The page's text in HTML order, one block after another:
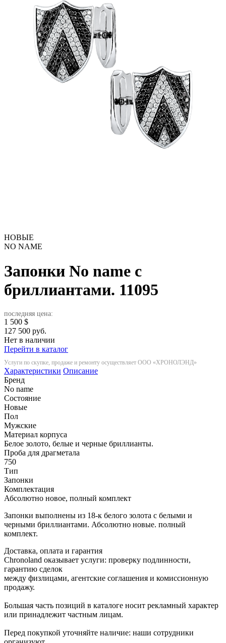
НОВЫЕ
NO NAME
Запонки No name с
бриллиантами. 11095
последняя цена:
1 500 $
127 500 руб.
Нет в наличии
Перейти в каталог
Услуги по скупке, продаже и ремонту осуществляет ООО «ХРОНОЛЭНД»
Характеристики Описание
Бренд
No name
Состояние
Новые
Пол
Мужские
Материал корпуса
Белое золото, белые и черные бриллианты.
Проба для драгметала
750
Тип
Запонки
Комплектация
Абсолютно новое, полный комплект
Запонки выполнены из 18-к белого золота с белыми и
черными бриллиантами. Абсолютно новые. полный
комплект.
Доставка, оплата и гарантия
Chronoland оказывает услуги: проверку подлинности,
гарантию сделок
между физлицами, агентские соглашения и комиссионную
продажу.
Большая часть позиций в каталоге носит рекламный характер
или принадлежит частным лицам.
Перед покупкой уточняйте наличие: наши сотрудники